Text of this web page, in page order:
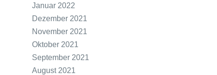
Januar 2022
Dezember 2021
November 2021
Oktober 2021
September 2021
August 2021